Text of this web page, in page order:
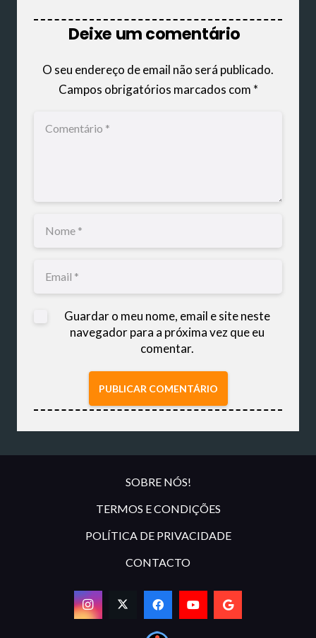
Deixe um comentário
O seu endereço de email não será publicado.
Campos obrigatórios marcados com *
Guardar o meu nome, email e site neste
navegador para a próxima vez que eu
comentar.
PUBLICAR COMENTÁRIO
SOBRE NÓS!
TERMOS E CONDIÇÕES
POLÍTICA DE PRIVACIDADE
CONTACTO